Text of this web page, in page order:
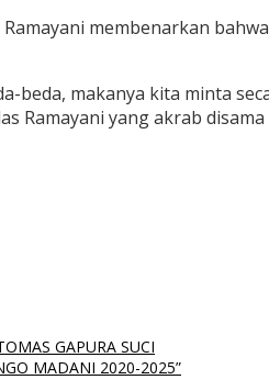
membenarkan
beda, makanya kita minta
Ramayani yang akrab
GAPURA SUCI
MADANI 2020-2025”